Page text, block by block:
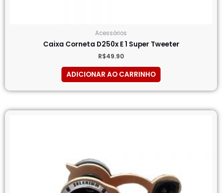
Acessórios
Caixa Corneta D250x E 1 Super Tweeter
R$49.90
ADICIONAR AO CARRINHO